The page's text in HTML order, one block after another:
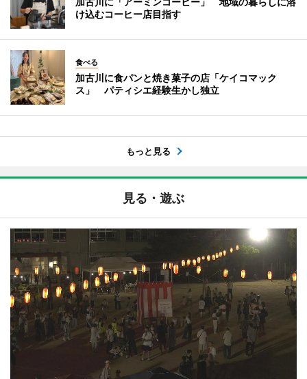
け込むコーヒー店目指す
食べる
加古川に食パンと焼き菓子の店「ケイコマック
ス」 パティシエ経験生かし独立
もっと見る
見る・遊ぶ